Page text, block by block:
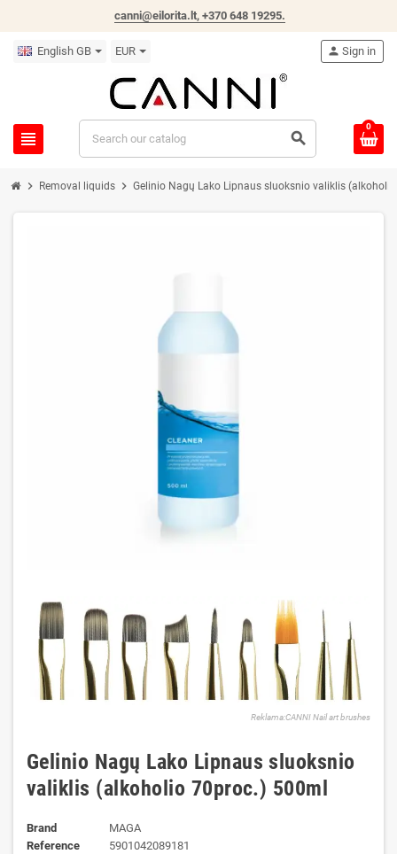
canni@eilorita.lt, +370 648 19295.
English GB EUR
view_headline search
person Sign in
0
chevron_right Removal liquids chevron_right Gelinio Nagų Lako Lipnaus sluoksnio valiklis
Reklama:CANNI Nail art brushes
Gelinio Nagų Lako Lipnaus sluoksnio
valiklis (alkoholio 70proc.) 500ml
Brand
MAGA
Reference
5901042089181